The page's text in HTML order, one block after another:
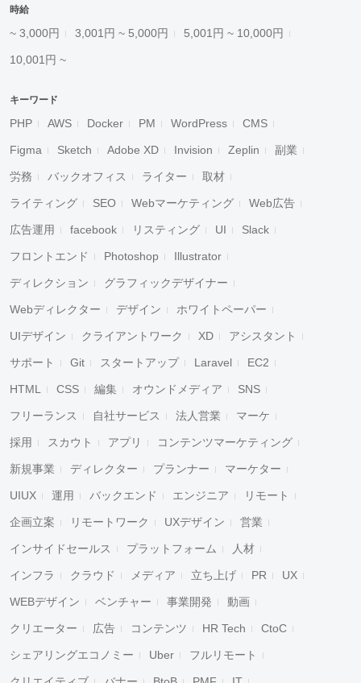
時給
~ 3,000円 3,001円 ~ 5,000円 5,001円 ~ 10,000円
10,001円 ~
キーワード
PHP AWS Docker PM WordPress CMS
Figma Sketch Adobe XD Invision Zeplin 副業
労務 バックオフィス ライター 取材
ライティング SEO Webマーケティング Web広告
広告運用 facebook リスティング UI Slack
フロントエンド Photoshop Illustrator
ディレクション グラフィックデザイナー
Webディレクター デザイン ホワイトペーパー
UIデザイン クライアントワーク XD アシスタント
サポート Git スタートアップ Laravel EC2
HTML CSS 編集 オウンドメディア SNS
フリーランス 自社サービス 法人営業 マーケ
採用 スカウト アプリ コンテンツマーケティング
新規事業 ディレクター プランナー マーケター
UIUX 運用 バックエンド エンジニア リモート
企画立案 リモートワーク UXデザイン 営業
インサイドセールス プラットフォーム 人材
インフラ クラウド メディア 立ち上げ PR UX
WEBデザイン ベンチャー 事業開発 動画
クリエーター 広告 コンテンツ HR Tech CtoC
シェアリングエコノミー Uber フルリモート